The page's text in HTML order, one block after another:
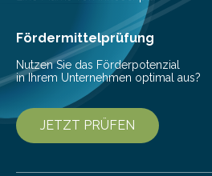
den Studierenden der
Franziska Diebel, Pauline
entwickelt. Mit nur…
Fördermittelprüfung
Nutzen Sie das Förderpotenzial
in Ihrem Unternehmen optimal aus?
JETZT PRÜFEN